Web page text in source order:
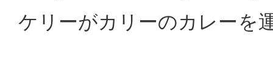
ケリーがカリーのカレーを